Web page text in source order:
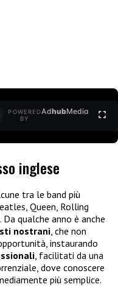
POWERED
BY
AdhubMedia
inglese
tra le band più
Queen, Rolling
qualche anno è anche
nostrani, che non
instaurando
, facilitati da una
dove conoscere
più semplice.